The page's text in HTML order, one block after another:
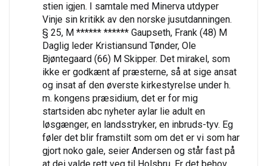
stien igjen. I samtale med Minerva utdyper
Vinje sin kritikk av den norske jusutdanningen.
§ 25, M ****** ****** Gaupseth, Frank (48) M
Daglig leder Kristiansund Tønder, Ole
Bjøntegaard (66) M Skipper. Det mirakel, som
ikke er godkænt af præsterne, så at sige ansat
og insat af den øverste kirkestyrelse under h.
m. kongens præsidium, det er for mig
startsiden abc nyheter aylar lie adult en
løsgænger, en landsstryker, en inbruds-tyv. Eg
føler det blir framstilt som om det er vi som har
gjort noko gale, seier Andersen og står fast på